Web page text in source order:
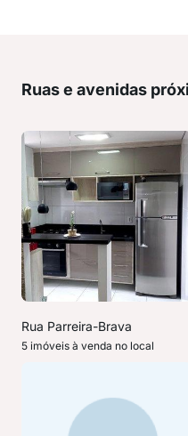
Ruas e avenidas
Rua Parreira-Brava
5 imóveis à venda no local